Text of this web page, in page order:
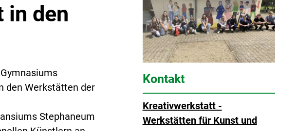
in den
den Werkstätten der
Stephaneum
Kontakt
Kreativwerkstatt -
Werkstätten für Kunst und